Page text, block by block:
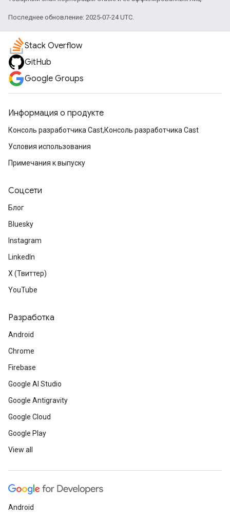
Последнее обновление: 2025-07-24 UTC.
Stack Overflow
GitHub
Google Groups
Информация о продукте
Консоль разработчика Cast,Консоль разработчика Cast
Условия использования
Примечания к выпуску
Соцсети
Блог
Bluesky
Instagram
LinkedIn
X (Твиттер)
YouTube
Разработка
Android
Chrome
Firebase
Google AI Studio
Google Antigravity
Google Cloud
Google Play
View all
Android